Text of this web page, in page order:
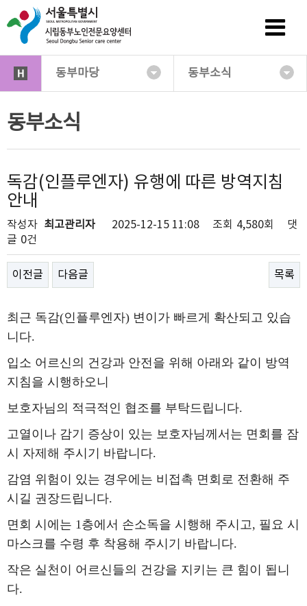
동부마당 동부소식
동부소식
독감(인플루엔자) 유행에 따른 방역지침
안내
작성자 최고관리자 2025-12-15 11:08 조회 4,580회
댓
글 0건
이전글 다음글 목록
최근 독감(인플루엔자) 변이가 빠르게 확산되고 있습
니다.
입소 어르신의 건강과 안전을 위해 아래와 같이 방역
지침을 시행하오니
보호자님의 적극적인 협조를 부탁드립니다.
고열이나 감기 증상이 있는 보호자님께서는 면회를 잠
시 자제해 주시기 바랍니다.
감염 위험이 있는 경우에는 비접촉 면회로 전환해 주
시길 권장드립니다.
면회 시에는 1층에서 손소독을 시행해 주시고, 필요 시
마스크를 수령 후 착용해 주시기 바랍니다.
작은 실천이 어르신들의 건강을 지키는 큰 힘이 됩니
다.